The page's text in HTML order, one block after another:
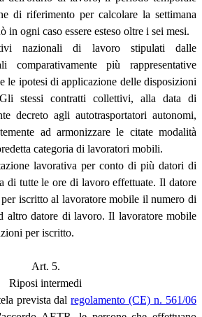
di riferimento per calcolare la settimana
in ogni caso essere esteso oltre i sei mesi.
nazionali di lavoro stipulati dalle
comparativamente più rappresentative
le ipotesi di applicazione delle disposizioni
stessi contratti collettivi, alla data di
decreto agli autotrasportatori autonomi,
ad armonizzare le citate modalità
categoria di lavoratori mobili.
lavorativa per conto di più datori di
di tutte le ore di lavoro effettuate. Il datore
iscritto al lavoratore mobile il numero di
altro datore di lavoro. Il lavoratore mobile
per iscritto.
Art. 5.
Riposi intermedi
prevista dalregolamento (CE) n. 561/06